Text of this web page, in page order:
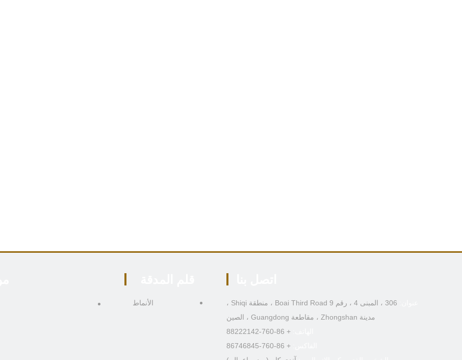
306 ، المبنى 4 ، رقم 9 Boai Third Road ، منطقة Shiqi ،
مدينة Zhongshan ، مقاطعة Guangdong ، الصين
+ 86-760-88222142
+ 86-760-86746845
الأنماط